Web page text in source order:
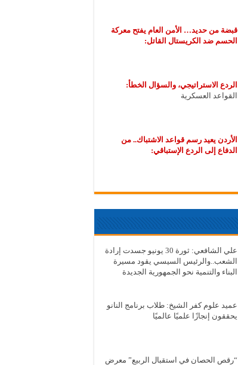
قبضة من حديد… الأمن العام يفتح معركة
الحسم ضد الكريستال القاتل:
الردع الاستراتيجي، والسؤال الخطأ:
القواعد العسكرية
الأردن يعيد رسم قواعد الاشتباك.. من
الدفاع إلى الردع الإستباقي:
علي الشافعي: ثورة 30 يونيو جسدت إرادة
الشعب..والرئيس السيسي يقود مسيرة
البناء والتنمية نحو الجمهورية الجديدة
عميد علوم كفر الشيخ: طلاب برنامج النانو
يحققون إنجازًا علميًا عالميًا
“رقص الحصان في استقبال الربيع” معرض